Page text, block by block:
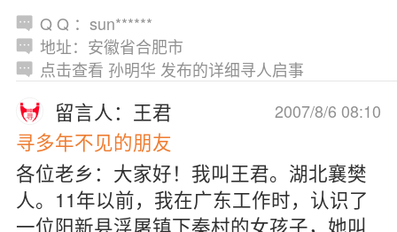
Q Q ：sun******
地址：安徽省合肥市
点击查看 孙明华 发布的详细寻人启事
2007/8/6 08:10
留言人：王君
寻多年不见的朋友
各位老乡：大家好！我叫王君。湖北襄樊
人。11年以前，我在广东工作时，认识了
一位阳新县浮屠镇下秦村的女孩子，她叫